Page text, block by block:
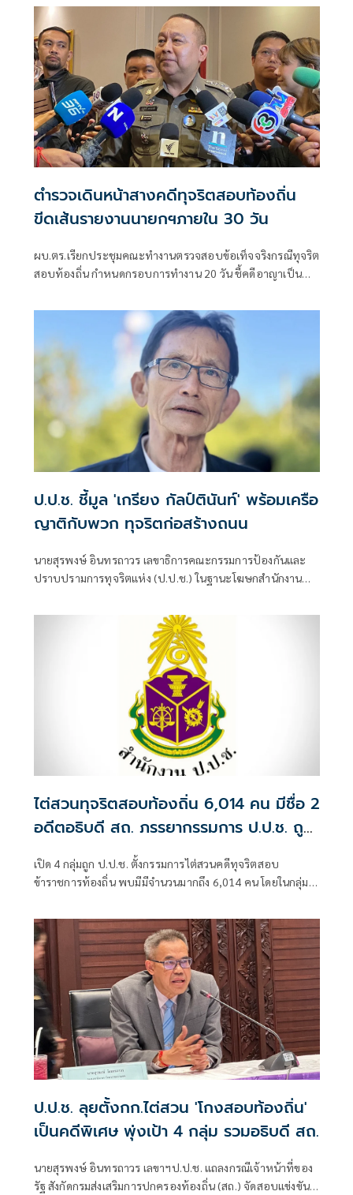
ตำรวจเดินหน้าสางคดีทุจริตสอบท้องถิ่น
ขีดเส้นรายงานนายกฯภายใน 30 วัน
ผบ.ตร.เรียกประชุมคณะทำงานตรวจสอบข้อเท็จจริงกรณีทุจริต
สอบท้องถิ่น กำหนดกรอบการทำงาน 20 วัน ชี้คดีอาญาเป็น
ป.ป.ช. ชี้มูล 'เกรียง กัลป์ตินันท์' พร้อมเครือ
ญาติกับพวก ทุจริตก่อสร้างถนน
นายสุรพงษ์ อินทรถาวร เลขาธิการคณะกรรมการป้องกันและ
ปราบปรามการทุจริตแห่ง (ป.ป.ช.) ในฐานะโฆษกสำนักงาน
รจนา กัลป์ตินันท์ เมื่อครั้งดำรงตำแหน่งนายกเทศมนตรีนคร
อุบลราชธานี จังหวัดอุบลราชธานี
ไต่สวนทุจริตสอบท้องถิ่น 6,014 คน มีชื่อ 2
อดีตอธิบดี สถ. ภรรยากรรมการ ป.ป.ช. ถูก
เปิด 4 กลุ่มถูก ป.ป.ช. ตั้งกรรมการไต่สวนคดีทุจริตสอบ
ข้าราชการท้องถิ่น พบมีมีจำนวนมากถึง 6,014 คน โดยในกลุ่มผู้
อธิบดีคือ 1.ร.ต.ท.ภพชนก ชลานุเคราะห์ ที่ดำรงตำแหน่งอธิบดี
กรมส่งเสริมการปกครองท้องถิ่น วันที่ 29 ก.ค.-11 พ.ย. 2568
ป.ป.ช. ลุยตั้งกก.ไต่สวน 'โกงสอบท้องถิ่น'
เป็นคดีพิเศษ พุ่งเป้า 4 กลุ่ม รวมอธิบดี สถ.
นายสุรพงษ์ อินทรถาวร เลขาฯป.ป.ช. แถลงกรณีเจ้าหน้าที่ของ
รัฐ สังกัดกรมส่งเสริมการปกครองท้องถิ่น (สถ.) จัดสอบแข่งขัน